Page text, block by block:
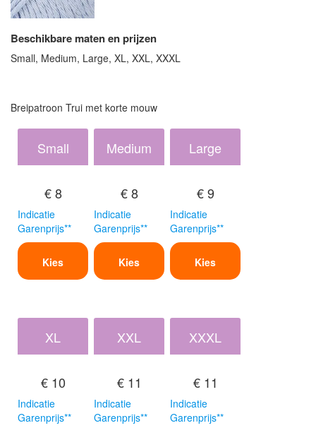
Beschikbare maten en prijzen
Small, Medium, Large, XL, XXL, XXXL
Breipatroon Trui met korte mouw
Small
€ 8
Indicatie
Garenprijs**
Kies
Medium
€ 8
Indicatie
Garenprijs**
Kies
Large
€ 9
Indicatie
Garenprijs**
Kies
XL
€ 10
Indicatie
Garenprijs**
XXL
€ 11
Indicatie
Garenprijs**
XXXL
€ 11
Indicatie
Garenprijs**